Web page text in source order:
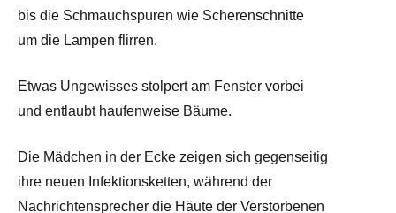
bis die Schmauchspuren wie Scherenschnitte
um die Lampen flirren.
Etwas Ungewisses stolpert am Fenster vorbei
und entlaubt haufenweise Bäume.
Die Mädchen in der Ecke zeigen sich gegenseitig
ihre neuen Infektionsketten, während der
Nachrichtensprecher die Häute der Verstorbenen